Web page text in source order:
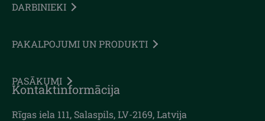
DARBINIEKI
PAKALPOJUMI UN PRODUKTI
PASĀKUMI
Kontaktinformācija
Rīgas iela 111, Salaspils, LV-2169, Latvija